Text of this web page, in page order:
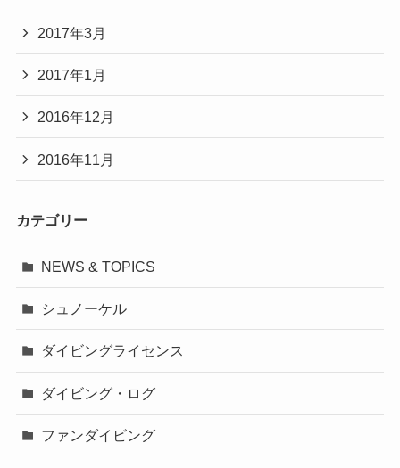
2017年3月
2017年1月
2016年12月
2016年11月
カテゴリー
NEWS & TOPICS
シュノーケル
ダイビングライセンス
ダイビング・ログ
ファンダイビング